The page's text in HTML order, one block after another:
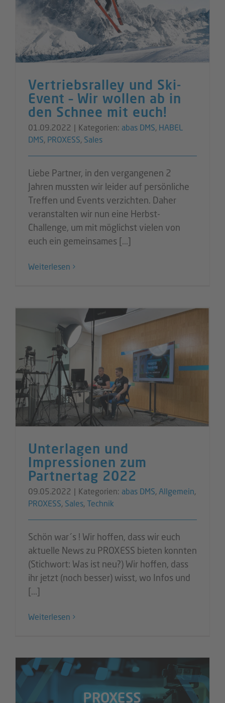
Vertriebsralley und Ski-
Event – Wir wollen ab in
den Schnee mit euch!
01.09.2022 | Kategorien: abas DMS, HABEL
DMS, PROXESS, Sales
Liebe Partner, in den vergangenen 2
Jahren mussten wir leider auf persönliche
Treffen und Events verzichten. Daher
veranstalten wir nun eine Herbst-
Challenge, um mit möglichst vielen von
euch ein gemeinsames [...]
Weiterlesen
Unterlagen und
Impressionen zum
Partnertag 2022
09.05.2022 | Kategorien: abas DMS,Allgemein,
PROXESS, Sales,Technik
Schön war´s ! Wir hoffen, dass wir euch
aktuelle News zu PROXESS bieten konnten
(Stichwort: Was ist neu?) Wir hoffen, dass
ihr jetzt (noch besser) wisst, wo Infos und
[...]
Weiterlesen